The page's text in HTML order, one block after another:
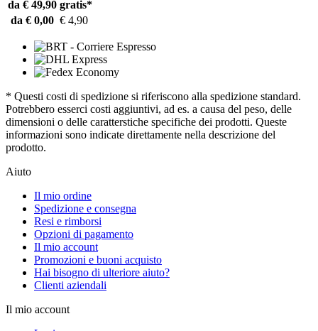
da € 49,90 gratis*
da € 0,00 € 4,90
* Questi costi di spedizione si riferiscono alla spedizione standard.
Potrebbero esserci costi aggiuntivi, ad es. a causa del peso, delle
dimensioni o delle caratterstiche specifiche dei prodotti. Queste
informazioni sono indicate direttamente nella descrizione del
prodotto.
Aiuto
Il mio ordine
Spedizione e consegna
Resi e rimborsi
Opzioni di pagamento
Il mio account
Promozioni e buoni acquisto
Hai bisogno di ulteriore aiuto?
Clienti aziendali
Il mio account